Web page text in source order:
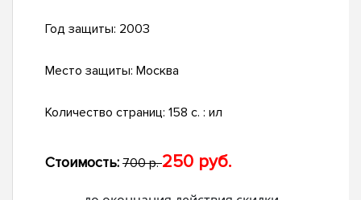
Год защиты: 2003
Место защиты: Москва
Количество страниц: 158 с. : ил
Стоимость: 700 р.250 руб.